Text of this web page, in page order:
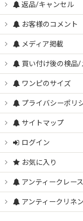
返品/キャンセル
お客様のコメント
メディア掲載
買い付け後の検品/
ワンピのサイズ
プライバシーポリ
サイトマップ
ログイン
お気に入り
アンティークレー
アンティークリネ